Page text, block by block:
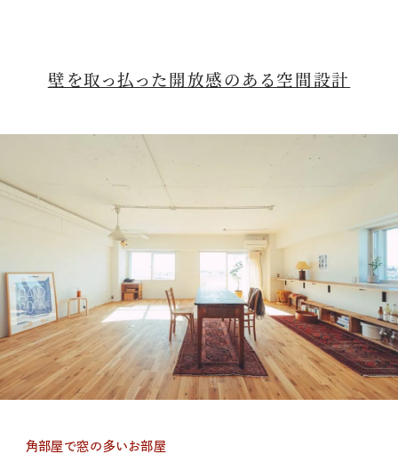
壁を取っ払った開放感のある空間設計
角部屋で窓の多いお部屋